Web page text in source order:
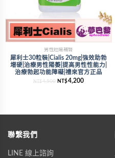
男性壯陽補腎
犀利士30粒裝|Cialis 20mg|強效助勃
增硬|治療男性陽萎|提高男性性能力|
治療勃起功能障礙|禮來官方正品
NT$4,500 NT$4,200
聯繫我們
LINE 線上諮詢